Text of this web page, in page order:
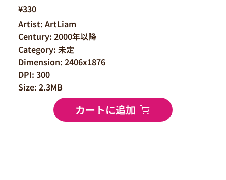
¥330
Artist: ArtLiam
Century: 2000年以降
Category: 未定
Dimension: 2406x1876
DPI: 300
Size: 2.3MB
カートに追加